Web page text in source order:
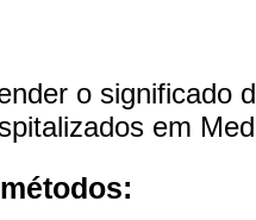
o significado
em